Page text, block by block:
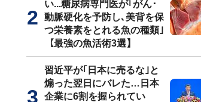
い...糖尿病専門医が｢がん･
動脈硬化を予防し､美背を保
つ栄養素をとれる魚の種類｣
【最強の魚活術3選】
習近平が｢日本に売るな｣と
煽った翌日にバレた…日本
企業に6割を握られてい